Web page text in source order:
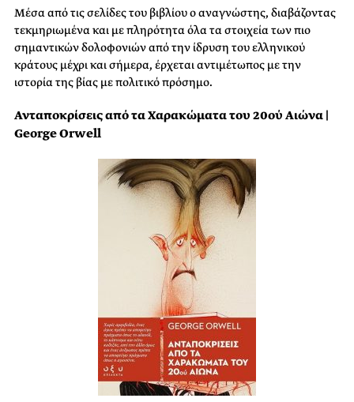
Μέσα από τις σελίδες του βιβλίου ο αναγνώστης, διαβάζοντας
τεκμηριωμένα και με πληρότητα όλα τα στοιχεία των πιο
σημαντικών δολοφονιών από την ίδρυση του ελληνικού
κράτους μέχρι και σήμερα, έρχεται αντιμέτωπος με την
ιστορία της βίας με πολιτικό πρόσημο.
Ανταποκρίσεις από τα Χαρακώματα του 20ού Αιώνα |
George Orwell